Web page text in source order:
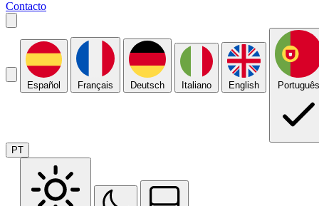
Contacto
Español Français Deutsch Italiano English Português
PT